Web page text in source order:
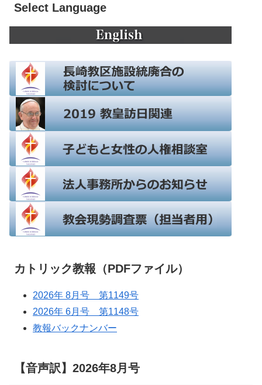
Select Language
カトリック教報（PDFファイル）
2026年 8月号 第1149号
2026年 6月号 第1148号
教報バックナンバー
【音声訳】2026年8月号